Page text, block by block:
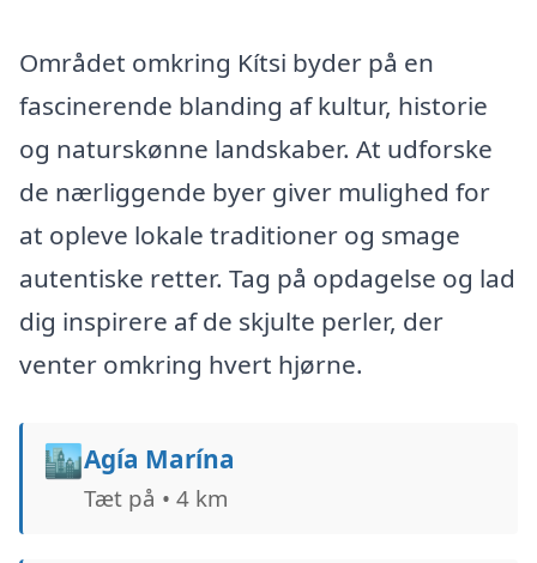
Området omkring Kítsi byder på en
fascinerende blanding af kultur, historie
og naturskønne landskaber. At udforske
de nærliggende byer giver mulighed for
at opleve lokale traditioner og smage
autentiske retter. Tag på opdagelse og lad
dig inspirere af de skjulte perler, der
venter omkring hvert hjørne.
🏙️Agía Marína
Tæt på • 4 km